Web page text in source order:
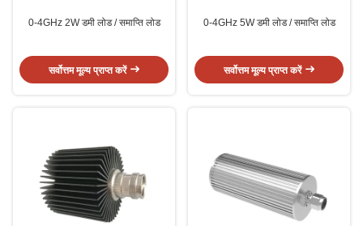
0-4GHz 2W डमी लोड / समाप्ति लोड
सर्वोत्तम मूल्य प्राप्त करें
0-4GHz 5W डमी लोड / समाप्ति लोड
सर्वोत्तम मूल्य प्राप्त करें